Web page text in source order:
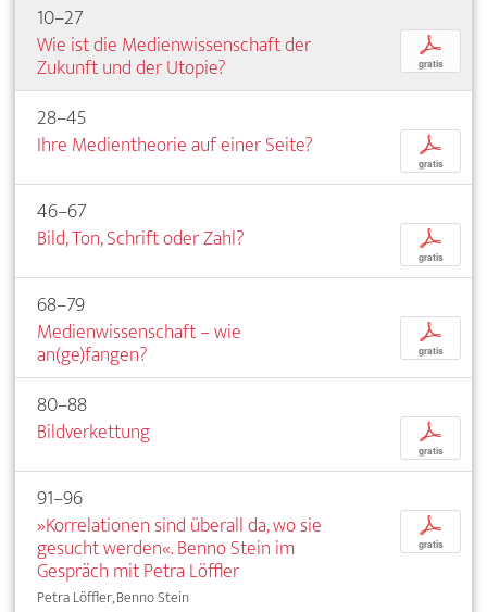
10–27
Wie ist die Medienwissenschaft der
Zukunft und der Utopie?
p
gratis
28–45
Ihre Medientheorie auf einer Seite?
p
gratis
46–67
Bild, Ton, Schrift oder Zahl?
p
gratis
68–79
Medienwissenschaft – wie
an(ge)fangen?
p
gratis
80–88
Bildverkettung
p
gratis
91–96
»Korrelationen sind überall da, wo sie
gesucht werden«. Benno Stein im
Gespräch mit Petra Löffler
Petra Löffler, Benno Stein
p
gratis